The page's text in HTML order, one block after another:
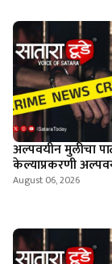
अल्पवयीन मुलीचा
केल्याप्रकरणी
August 06, 2026